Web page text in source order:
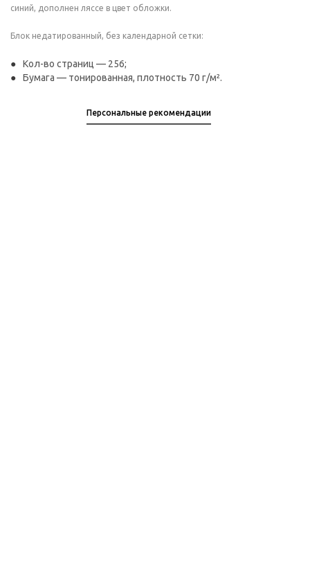
синий, дополнен ляссе в цвет обложки.
Блок недатированный, без календарной сетки:
Кол-во страниц — 256;
Бумага — тонированная, плотность 70 г/м².
Персональные рекомендации